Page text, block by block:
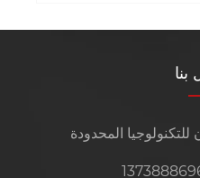
بنا
المحدودة